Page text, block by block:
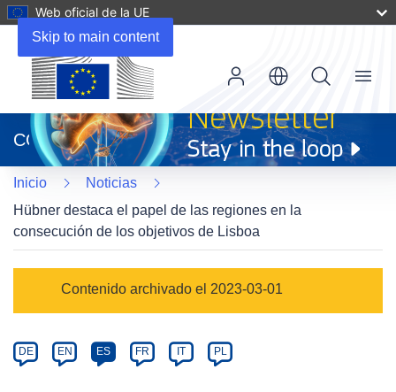
Skip to main content
Web oficial de la UE
abrirá
en
una
nueva
ventana)
CORDIS
Menu
Inicio
Noticias
Hübner destaca el papel de las regiones en la
consecución de los objetivos de Lisboa
Category
Contenido archivado el 2023-03-01
Article
available
DE EN ES FR IT PL